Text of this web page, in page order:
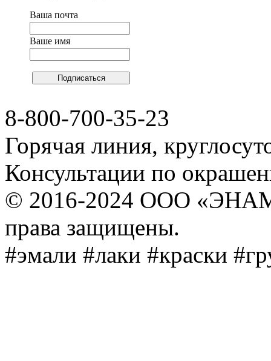
Ваша почта
Ваше имя
8-800-700-35-23
Горячая линия,
Консультации по
© 2016-2024 ООО
права защищены.
#эмали #лаки #краски